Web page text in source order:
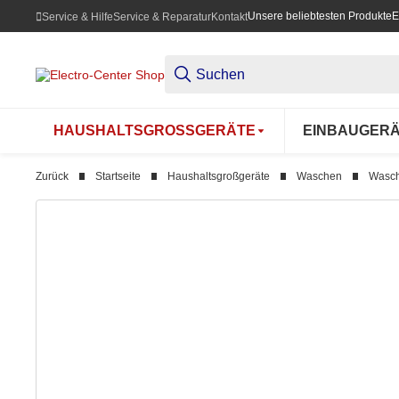
Service & HilfeService & ReparaturKontaktUnsere beliebtesten Produkte
HAUSHALTSGROSSGERÄTE
Zurück Startseite Haushaltsgroßgeräte Waschen